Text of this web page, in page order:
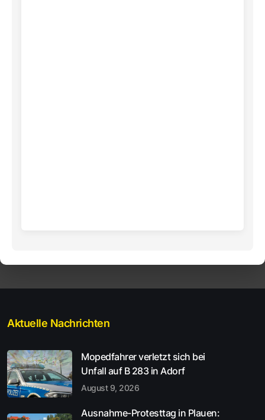
Aktuelle Nachrichten
Mopedfahrer verletzt sich bei
Unfall auf B 283 in Adorf
August 9, 2026
Ausnahme-Protesttag in Plauen: